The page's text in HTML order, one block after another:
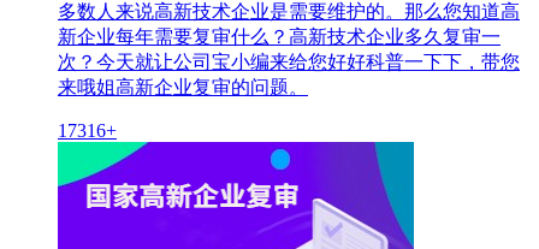
多数人来说高新技术企业是需要维护的。那么您知道高
新企业每年需要复审什么？高新技术企业多久复审一
次？今天就让公司宝小编来给您好好科普一下下，带您
来哦姐高新企业复审的问题。
17316+